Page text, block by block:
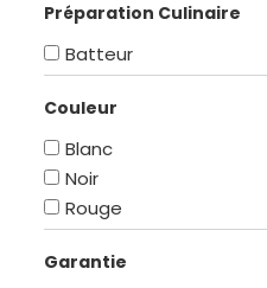
Préparation Culinaire
Batteur
Couleur
Blanc
Noir
Rouge
Garantie